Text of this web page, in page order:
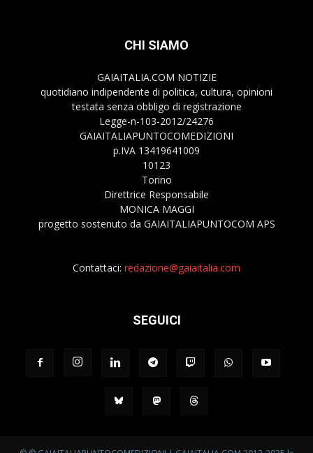
CHI SIAMO
GAIAITALIA.COM NOTIZIE
quotidiano indipendente di politica, cultura, opinioni
testata senza obbligo di registrazione
Legge-n-103-2012/24276
GAIAITALIAPUNTOCOMEDIZIONI
p.IVA 13419641009
10123
Torino
Direttrice Responsabile
MONICA MAGGI
progetto sostenuto da GAIAITALIAPUNTOCOM APS
Contattaci: redazione@gaiaitalia.com
SEGUICI